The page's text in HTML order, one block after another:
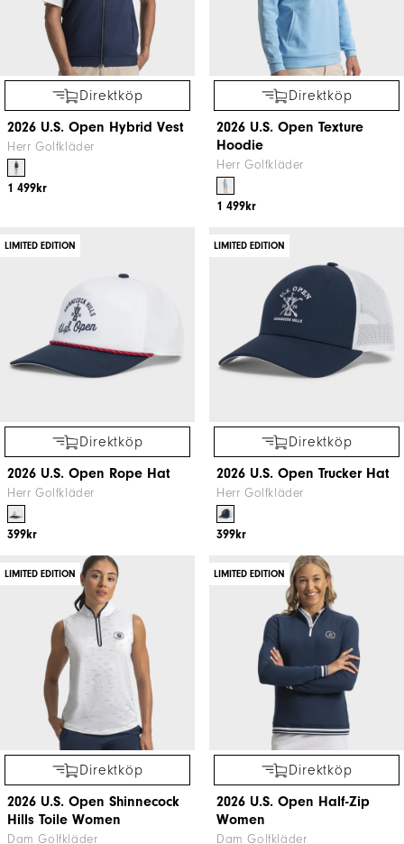
Direktköp
2026 U.S. Open Hybrid Vest
Herr Golfkläder
1 499kr
Direktköp
2026 U.S. Open Texture
Hoodie
Herr Golfkläder
1 499kr
LIMITED EDITION
Direktköp
2026 U.S. Open Rope Hat
Herr Golfkläder
399kr
LIMITED EDITION
Direktköp
2026 U.S. Open Trucker Hat
Herr Golfkläder
399kr
LIMITED EDITION
Direktköp
2026 U.S. Open Shinnecock
Hills Toile Women
Dam Golfkläder
LIMITED EDITION
Direktköp
2026 U.S. Open Half-Zip
Women
Dam Golfkläder